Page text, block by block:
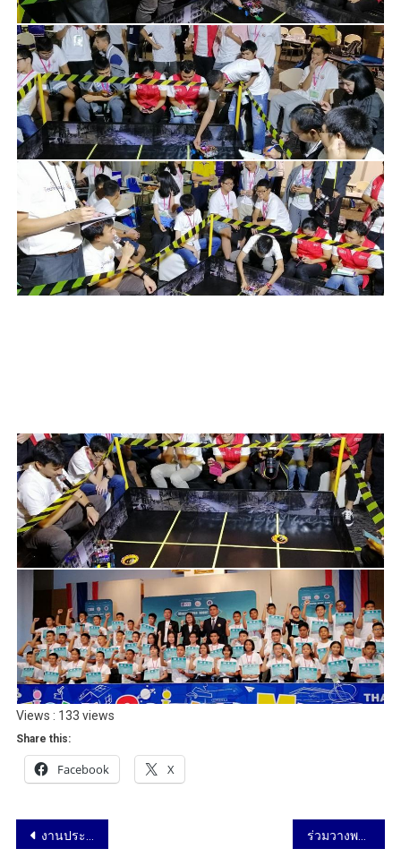
Views : 133 views
Share this:
Facebook X
งานประชุมระดับนานาชาติ The 2019 Computer Science Education Conference (CSEdCon) 10-12 ก.ย. 62 ร่วมวางพวงมาลาถวายราชสักการะ สมเด็จพระมหิตลาธิเบศรอดุลยเดชวิกรมพระบรมราชชนก 24 ก.ย. 62